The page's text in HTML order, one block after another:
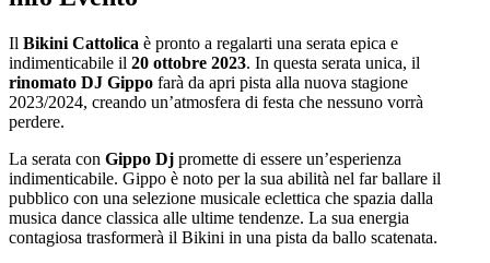
Il Bikini Cattolica è pronto a regalarti una serata epica e
indimenticabile il 20 ottobre 2023. In questa serata unica, il
rinomato DJ Gippo farà da apri pista alla nuova stagione
2023/2024, creando un’atmosfera di festa che nessuno vorrà
perdere.
La serata con Gippo Dj promette di essere un’esperienza
indimenticabile. Gippo è noto per la sua abilità nel far ballare il
pubblico con una selezione musicale eclettica che spazia dalla
musica dance classica alle ultime tendenze. La sua energia
contagiosa trasformerà il Bikini in una pista da ballo scatenata.